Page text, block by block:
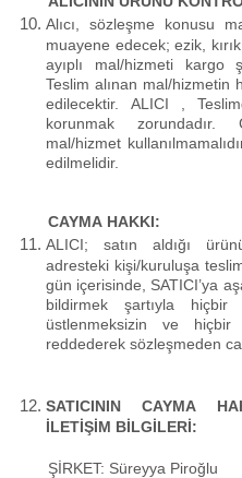
Alıcı, sözleşme konusu
muayene edecek; ezik,
ayıplı mal/hizmeti kargo
Teslim alınan mal/hizmetin
edilecektir. ALICI ,
korunmak zorundadır.
mal/hizmet
edilmelidir.
CAYMA HAKKI:
ALICI; satın aldığı
adresteki kişi/kuruluşa
gün içerisinde, SATICI’ya
bildirmek şartıyla
üstlenmeksizin ve hiçbir
reddederek sözleşmeden
SATICININ CAYMA
İLETİŞİM BİLGİLERİ:
ŞİRKET: Süreyya Piroğlu